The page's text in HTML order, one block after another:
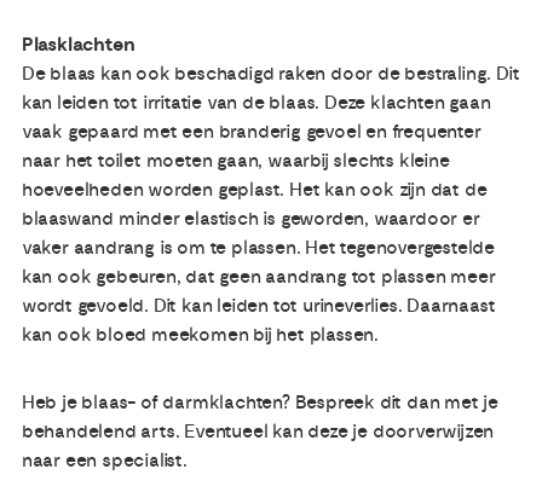
Plasklachten
De blaas kan ook beschadigd raken door de bestraling. Dit
kan leiden tot irritatie van de blaas. Deze klachten gaan
vaak gepaard met een branderig gevoel en frequenter
naar het toilet moeten gaan, waarbij slechts kleine
hoeveelheden worden geplast. Het kan ook zijn dat de
blaaswand minder elastisch is geworden, waardoor er
vaker aandrang is om te plassen. Het tegenovergestelde
kan ook gebeuren, dat geen aandrang tot plassen meer
wordt gevoeld. Dit kan leiden tot urineverlies. Daarnaast
kan ook bloed meekomen bij het plassen.
Heb je blaas- of darmklachten? Bespreek dit dan met je
behandelend arts. Eventueel kan deze je doorverwijzen
naar een specialist.